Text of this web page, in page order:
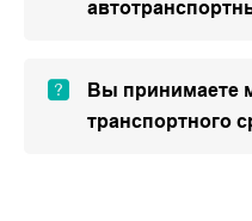
Вы принимаете
транспортного